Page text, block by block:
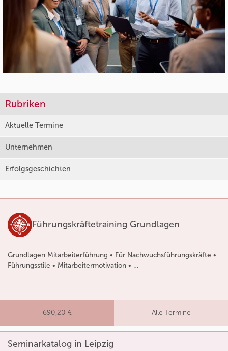
Rubriken
Aktuelle Termine
Unternehmen
Erfolgsgeschichten
Führungskräftetraining Grundlagen
Grundlagen Mitarbeiterführung • Für Nachwuchsführungskräfte •
Führungsstile • Mitarbeitermotivation • …
690,20 € Alle Termine
Seminarkatalog in Leipzig